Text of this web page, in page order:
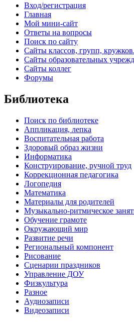
Вход/регистрация
Главная
Мой мини-сайт
Ответы на вопросы
Поиск по сайту
Сайты классов, групп,
Сайты образовательных
Сайты коллег
Форумы
Библиотека
Поиск по библиотеке
Аппликация, лепка
Воспитательная работа
Здоровый образ жизни
Информатика
Конструирование, ручной труд
Коррекционная педагогика
Логопедия
Математика
Материалы для родителей
Музыкально-ритмическое
Обучение грамоте
Окружающий мир
Развитие речи
Региональный компонент
Рисование
Сценарии праздников
Управление ДОУ
Физкультура
Разное
Аудиозаписи
Видеозаписи